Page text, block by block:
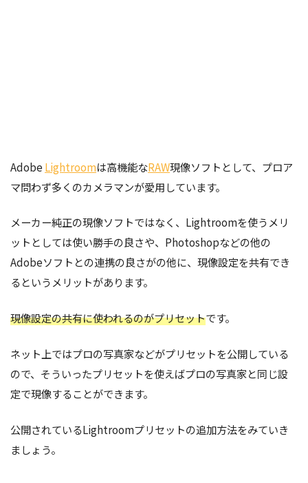
Adobe Lightroomは高機能なRAW現像ソフトとして、プロア
マ問わず多くのカメラマンが愛用しています。
メーカー純正の現像ソフトではなく、Lightroomを使うメリ
ットとしては使い勝手の良さや、Photoshopなどの他の
Adobeソフトとの連携の良さがの他に、現像設定を共有でき
るというメリットがあります。
現像設定の共有に使われるのがプリセットです。
ネット上ではプロの写真家などがプリセットを公開している
ので、そういったプリセットを使えばプロの写真家と同じ設
定で現像することができます。
公開されているLightroomプリセットの追加方法をみていき
ましょう。